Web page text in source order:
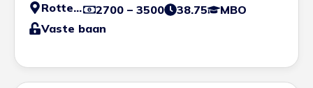
Rotterdam 2700 – 3500 38.75
MBO
Vaste baan